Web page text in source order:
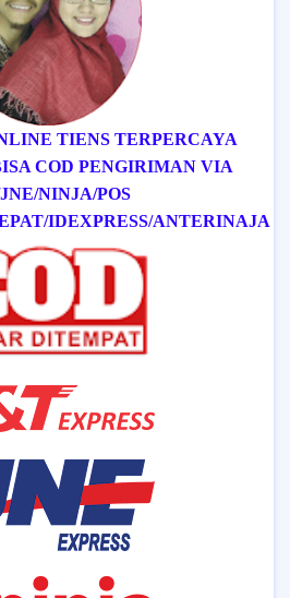
TIENS TERPERCAYA
COD PENGIRIMAN VIA
JNE/NINJA/POS
/IDEXPRESS/ANTERINAJA